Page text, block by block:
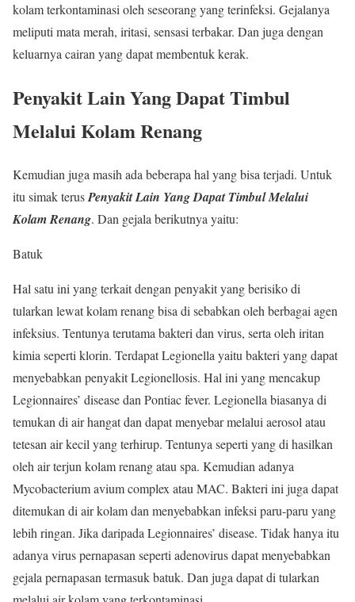
kolam terkontaminasi oleh seseorang yang terinfeksi. Gejalanya
meliputi mata merah, iritasi, sensasi terbakar. Dan juga dengan
keluarnya cairan yang dapat membentuk kerak.
Penyakit Lain Yang Dapat Timbul
Melalui Kolam Renang
Kemudian juga masih ada beberapa hal yang bisa terjadi. Untuk
itu simak terusPenyakit Lain Yang Dapat Timbul Melalui
Kolam Renang. Dan gejala berikutnya yaitu:
Batuk
Hal satu ini yang terkait dengan penyakit yang berisiko di
tularkan lewat kolam renang bisa di sebabkan oleh berbagai agen
infeksius. Tentunya terutama bakteri dan virus, serta oleh iritan
kimia seperti klorin. Terdapat Legionella yaitu bakteri yang dapat
menyebabkan penyakit Legionellosis. Hal ini yang mencakup
Legionnaires’ disease dan Pontiac fever. Legionella biasanya di
temukan di air hangat dan dapat menyebar melalui aerosol atau
tetesan air kecil yang terhirup. Tentunya seperti yang di hasilkan
oleh air terjun kolam renang atau spa. Kemudian adanya
Mycobacterium avium complex atau MAC. Bakteri ini juga dapat
ditemukan di air kolam dan menyebabkan infeksi paru-paru yang
lebih ringan. Jika daripada Legionnaires’ disease. Tidak hanya itu
adanya virus pernapasan seperti adenovirus dapat menyebabkan
gejala pernapasan termasuk batuk. Dan juga dapat di tularkan